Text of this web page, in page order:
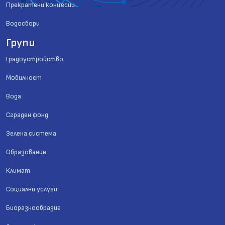
Прекратени концесии
Водосбори
Групи
Градоустройство
Мобилност
Вода
Сграден фонд
Зелена система
Образование
Климат
Социални услуги
Биоразнообразие